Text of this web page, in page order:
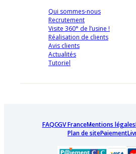
Qui sommes-nous
Recrutement
Visite 360° de l’usine !
Réalisation de clients
Avis clients
Actualités
Tutoriel
FAQCGV FranceMentions légales
Plan de sitePaiement